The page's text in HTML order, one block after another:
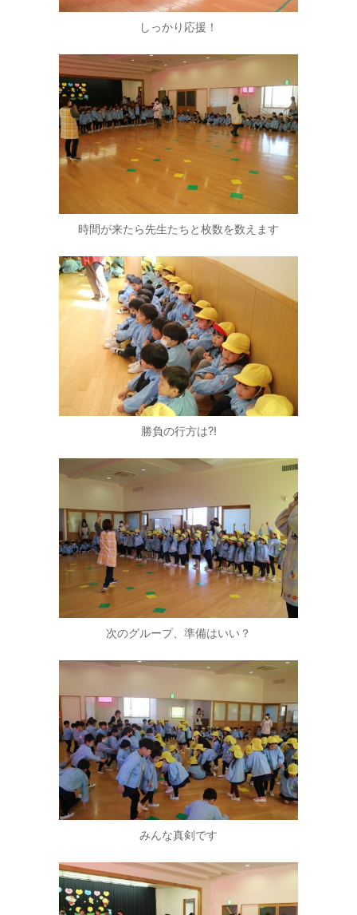
しっかり応援！
時間が来たら先生たちと枚数を数えます
勝負の行方は?!
次のグループ、準備はいい？
みんな真剣です